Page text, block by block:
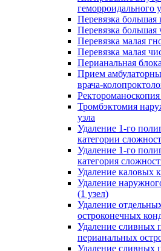
геморроидального
Перевязка большая
Перевязка большая
Перевязка малая
Перевязка малая
Перианальная
Прием
врача-
Тромбэктомия
узла
Удаление 1-го
категории
Удаление 1-го
категория
Удаление каловых
Удаление
(1 узел)
Удаление
остроконечных
Удаление сливных
перианальных
Удаление сливных